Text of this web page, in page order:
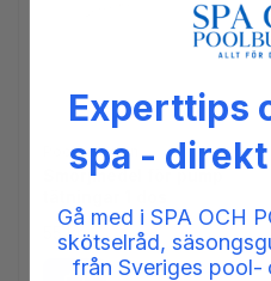
Säljare:
PoolExperten
Smörjmedel för pump
Ordinarie
55 kr
Experttips
spa -
Gå med i SPA OCH
skötselråd,
från Sveriges pool-